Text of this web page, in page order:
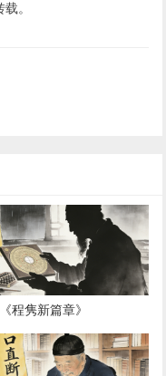
。
程隽新篇章》